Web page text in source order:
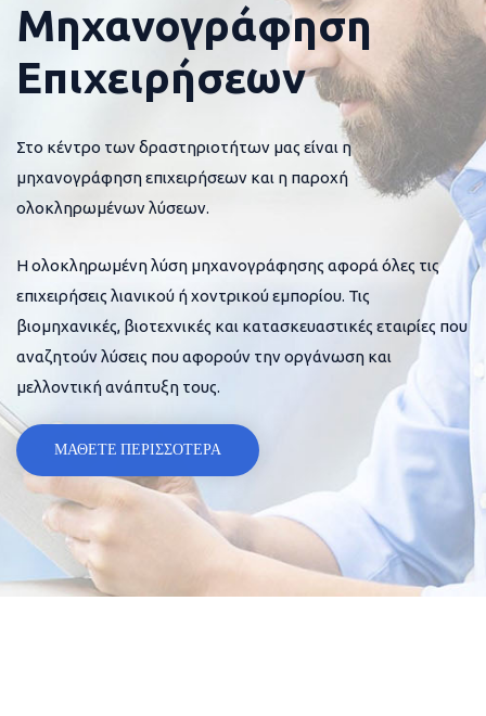
Μηχανογράφηση
Επιχειρήσεων
Στο κέντρο των δραστηριοτήτων μας είναι η
μηχανογράφηση επιχειρήσεων και η παροχή
ολοκληρωμένων λύσεων.
Η ολοκληρωμένη λύση μηχανογράφησης αφορά όλες τις
επιχειρήσεις λιανικού ή χοντρικού εμπορίου. Τις
βιομηχανικές, βιοτεχνικές και κατασκευαστικές εταιρίες που
αναζητούν λύσεις που αφορούν την οργάνωση και
μελλοντική ανάπτυξη τους.
ΜΑΘΕΤΕ ΠΕΡΙΣΣΟΤΕΡΑ